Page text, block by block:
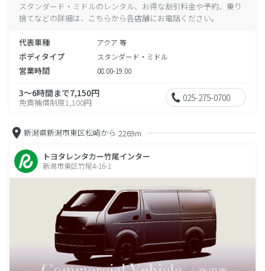
スタンダード・ミドルのレンタル、お得な割引料金や予約、乗り
捨てなどの詳細は、こちらから各店舗にお電話ください。
代表車種 アクア 等
ボディタイプ スタンダード・ミドル
営業時間 08:00-19:00
3～6時間まで7,150円
免責補償制度1,100円 025-275-0700
新潟県新潟市東区松崎から 2269m
トヨタレンタカー竹尾インター
新潟市東区竹尾4-16-1